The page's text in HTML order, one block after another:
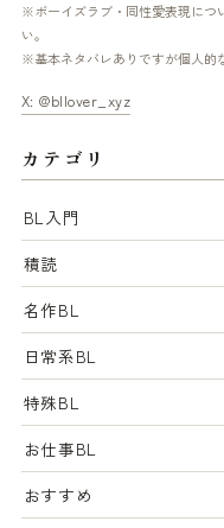
※ボーイズラブ・同性愛表現につ
い。
※基本ネタバレありですが個人的
X: @bllover_xyz
カテゴリ
BL入門
積読
名作BL
日常系BL
特殊BL
お仕事BL
おすすめ